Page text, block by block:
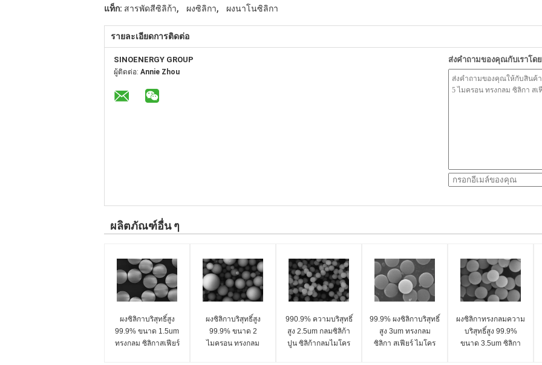
แท็ก: สารพัดสีซิลิก้า, ผงซิลิกา, ผงนาโนซิลิกา
รายละเอียดการติดต่อ
SINOENERGY GROUP
ผู้ติดต่อ: Annie Zhou
ส่งคำถามของคุณกับเราโด
ผลิตภัณฑ์อื่น ๆ
ผงซิลิกาบริสุทธิ์สูง
99.9% ขนาด 1.5um
ทรงกลม ซิลิกาสเฟียร์
ผงซิลิกาบริสุทธิ์สูง
99.9% ขนาด 2
ไมครอน ทรงกลม
990.9% ความบริสุทธิ์
สูง 2.5um กลมซิลิก้า
ปูน ซิลิก้ากลมไมโคร
99.9% ผงซิลิกาบริสุทธิ์
สูง 3um ทรงกลม
ซิลิกา สเฟียร์ ไมโคร
ผงซิลิกาทรงกลมความ
บริสุทธิ์สูง 99.9%
ขนาด 3.5um ซิลิกา